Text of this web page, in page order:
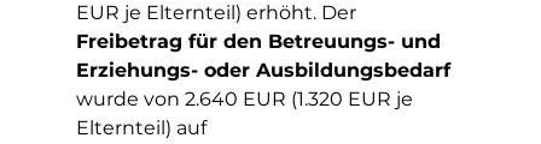
EUR je Elternteil) erhöht. Der
Freibetrag für den Betreuungs- und
Erziehungs- oder Ausbildungsbedarf
wurde von 2.640 EUR (1.320 EUR je
Elternteil) auf